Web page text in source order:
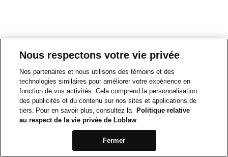
Nous respectons votre vie privée
Nos partenaires et nous utilisons des témoins et des
technologies similaires pour améliorer votre expérience en
fonction de vos activités. Cela comprend la personnalisation
des publicités et du contenu sur nos sites et applications de
tiers. Pour en savoir plus, consultez la
Politique relative
au respect de la vie privée de Loblaw
Fermer